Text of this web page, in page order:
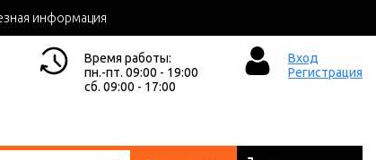
информация
Время работы:
пн.-пт. 09:00 - 19:00
сб. 09:00 - 17:00
Вход
Регистрация